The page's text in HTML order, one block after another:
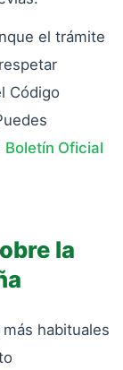
el trámite
Código
Boletín Oficial
la
habituales